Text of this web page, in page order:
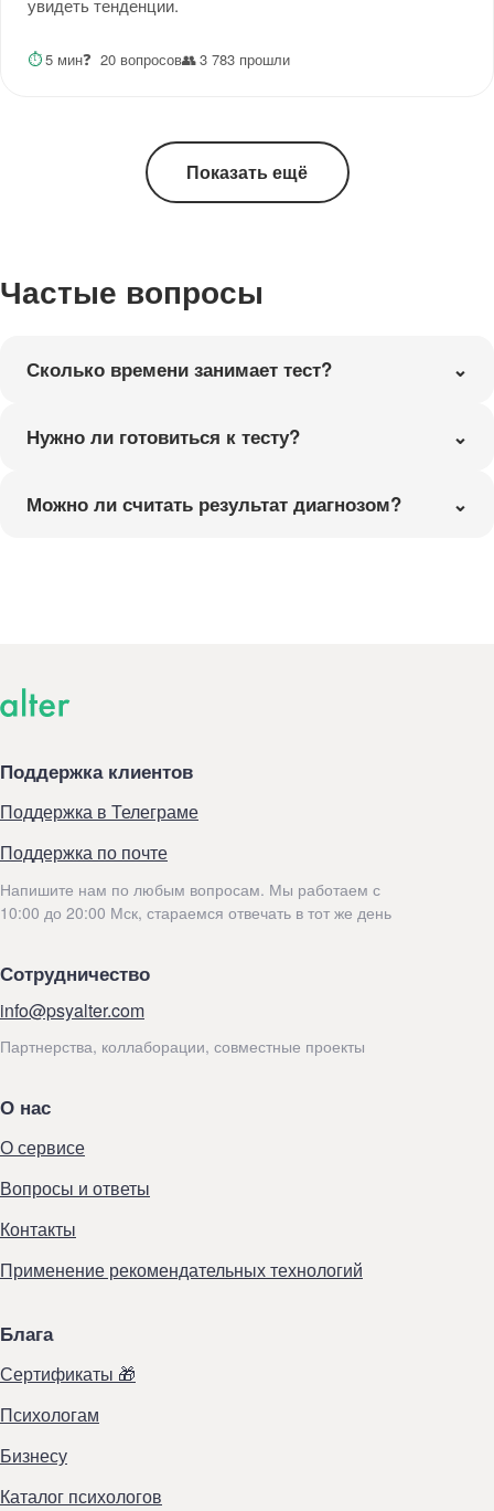
увидеть тенденции.
⏱5 мин❓ 20 вопросов👥3 783 прошли
Показать ещё
Частые вопросы
Сколько времени занимает тест?
Нужно ли готовиться к тесту?
Можно ли считать результат диагнозом?
Поддержка клиентов
Поддержка в Телеграме
Поддержка по почте
Напишите нам по любым вопросам. Мы работаем с
10:00 до 20:00 Мск, стараемся отвечать в тот же день
Сотрудничество
info@psyalter.com
Партнерства, коллаборации, совместные проекты
О нас
О сервисе
Вопросы и ответы
Контакты
Применение рекомендательных технологий
Блага
Сертификаты 🎁
Психологам
Бизнесу
Каталог психологов